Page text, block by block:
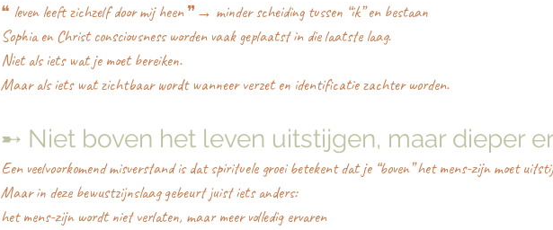
❝ leven leeft zichzelf door mij heen ❞→ minder scheiding tussen “ik” en bestaan
Sophia en Christ consciousness worden vaak geplaatst in die laatste laag.
Niet als iets wat je moet bereiken.
Maar als iets wat zichtbaar wordt wanneer verzet en identificatie zachter worden.
➸ Niet boven het leven uitstijgen, maar dieper
Een veelvoorkomend misverstand is dat spirituele groei betekent dat je “boven” het mens-zijn moet
Maar in deze bewustzijnslaag gebeurt juist iets anders:
het mens-zijn wordt niet verlaten, maar meer volledig ervaren